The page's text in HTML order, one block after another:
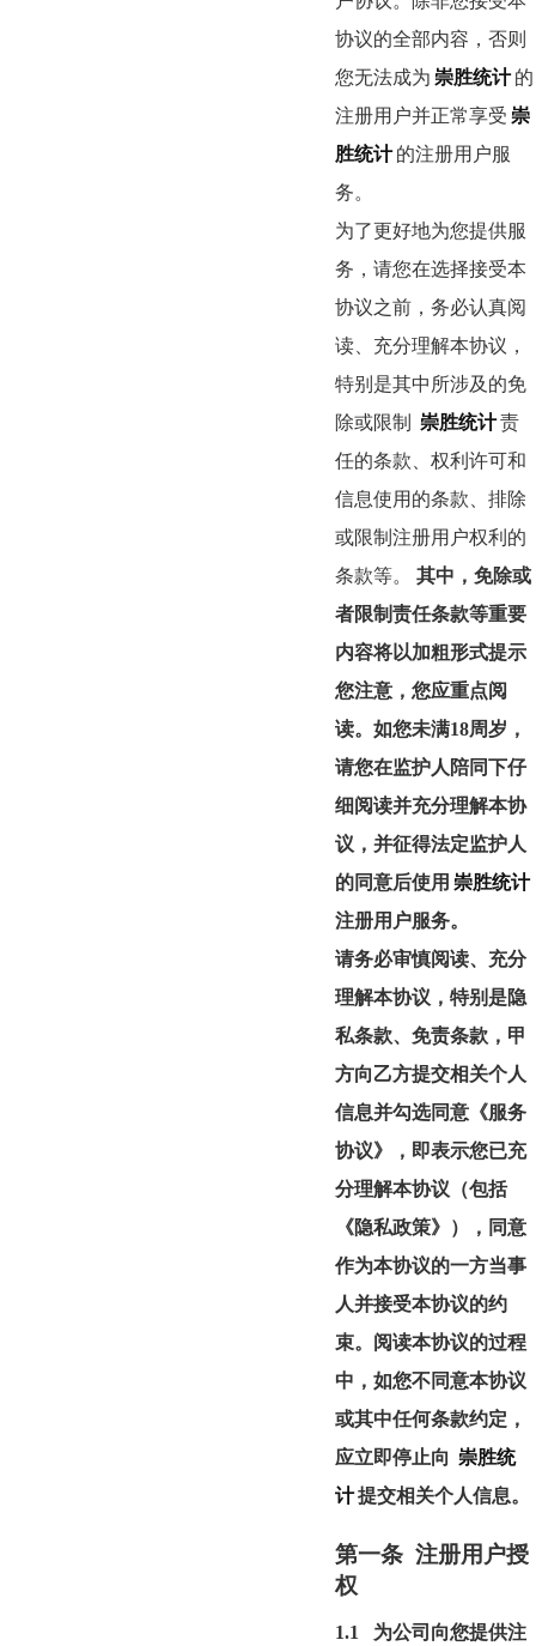
协议的全部内容，否则
您无法成为 崇胜统计 的
注册用户并正常享受 崇
胜统计 的注册用户服
务。
为了更好地为您提供服
务，请您在选择接受本
协议之前，务必认真阅
读、充分理解本协议，
特别是其中所涉及的免
除或限制
崇胜统计责
任的条款、权利许可和
信息使用的条款、排除
或限制注册用户权利的
条款等。 其中，免除或
者限制责任条款等重要
内容将以加粗形式提示
您注意，您应重点阅
读。如您未满18周岁，
请您在监护人陪同下仔
细阅读并充分理解本协
议，并征得法定监护人
的同意后使用 崇胜统计
注册用户服务。
请务必审慎阅读、充分
理解本协议，特别是隐
私条款、免责条款，甲
方向乙方提交相关个人
信息并勾选同意《服务
协议》，即表示您已充
分理解本协议（包括
《隐私政策》），同意
作为本协议的一方当事
人并接受本协议的约
束。阅读本协议的过程
中，如您不同意本协议
或其中任何条款约定，
应立即停止向 崇胜统
计提交相关个人信息。
第一条 注册用户授
权
1.1
为公司向您提供注